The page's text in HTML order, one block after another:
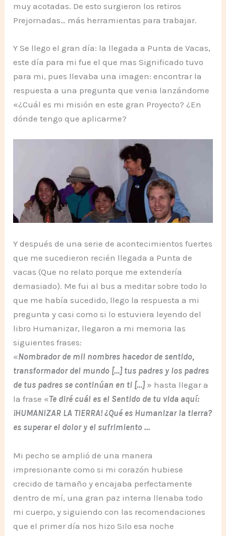
muy acotadas. De esto surgieron los retiros
Prejornadas… más herramientas para trabajar.
Y Se llego el gran día: la llegada a Punta de Vacas,
este día para mi fue el que mas Significado tuvo
para mi, pues llevaba una imagen: encontrar la
respuesta a una pregunta que venia lanzándome
«¿Cuál es mi misión en este gran Proyecto? ¿En
dónde tengo que aplicarme?
Y después de una serie de acontecimientos fuertes
que me sucedieron recién llegada a Punta de
vacas (Que no relato porque me extendería
demasiado). Me fui al bus a meditar sobre todo lo
que me había sucedido, llego la respuesta a mi
pregunta y casi como si lo estuviera leyendo del
libro Humanizar, llegaron a mi memoria las
siguientes frases:
«Nombrador de mil nombres hacedor de sentido,
transformador del mundo […] tus padres y los padres
de tus padres se continúan en ti […] » hasta llegar a
la frase «Te diré cuál es el Sentido de tu vida aquí:
¡HUMANIZAR LA TIERRA! ¿Qué es Humanizar la tierra?
es superar el dolor y el sufrimiento …
Mi pecho se amplió de una manera
impresionante como si mi corazón hubiese
crecido de tamaño y encajaba perfectamente
dentro de mí, una gran paz interna llenaba todo
mi cuerpo, y siguiendo con las recomendaciones
que el primer día nos hizo Silo esa noche